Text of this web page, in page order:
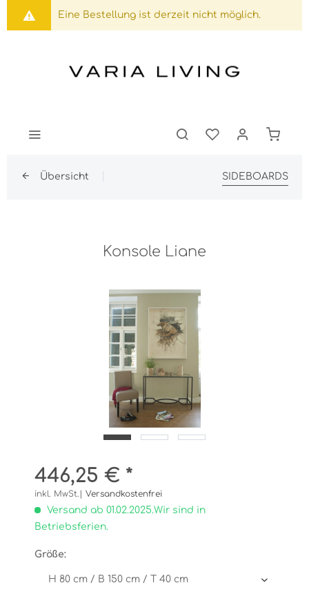
Eine Bestellung ist derzeit nicht möglich.
Übersicht SIDEBOARDS
Konsole Liane
446,25 € *
inkl. MwSt.| Versandkostenfrei
Versand ab 01.02.2025.Wir sind in
Betriebsferien.
Größe: